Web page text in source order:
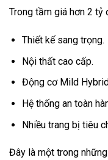
Trong tầm giá hơn 2 tỷ
Thiết kế sang trọng.
Nội thất cao cấp.
Động cơ Mild
Hệ thống an toàn
Nhiều trang bị tiêu
Đây là một trong